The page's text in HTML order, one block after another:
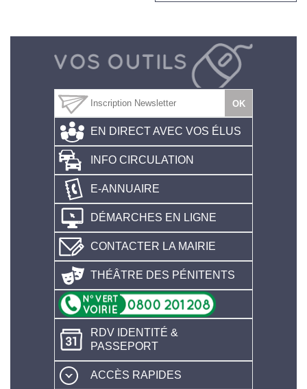
EN DIRECT AVEC VOS ÉLUS
INFO CIRCULATION
E-ANNUAIRE
DÉMARCHES EN LIGNE
CONTACTER LA MAIRIE
THÉÂTRE DES PÉNITENTS
RDV IDENTITÉ &
PASSEPORT
ACCÈS RAPIDES